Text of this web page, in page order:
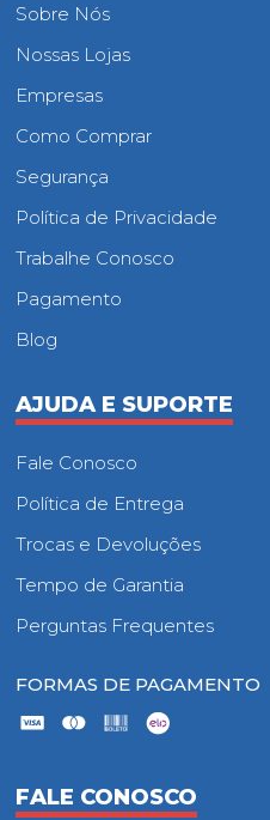
Sobre Nós
Nossas Lojas
Empresas
Como Comprar
Segurança
Política de Privacidade
Trabalhe Conosco
Pagamento
Blog
AJUDA E SUPORTE
Fale Conosco
Política de Entrega
Trocas e Devoluções
Tempo de Garantia
Perguntas Frequentes
FORMAS DE PAGAMENTO
FALE CONOSCO